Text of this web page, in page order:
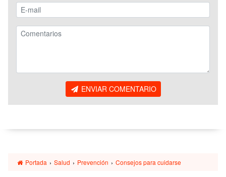
ENVIAR COMENTARIO
Portada › Salud › Prevención › Consejos para cuidarse